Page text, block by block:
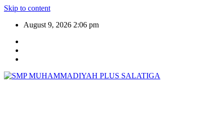
Skip to content
August 9, 2026 2:06 pm